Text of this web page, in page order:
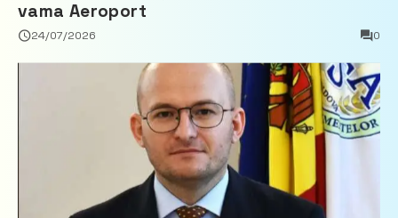
vama Aeroport
24/07/2026 0